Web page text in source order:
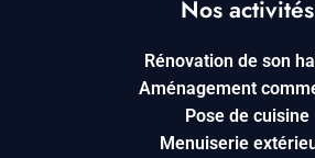
Nos activités
Rénovation de son
Aménagement
Pose de cuisine
Menuiserie